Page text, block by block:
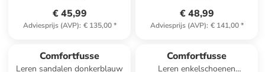
€ 45,99
Adviesprijs (AVP): € 135,00*
€ 48,99
Adviesprijs (AVP): € 141,00*
Comfortfusse
Leren sandalen donkerblauw
Comfortfusse
Leren enkelschoenen